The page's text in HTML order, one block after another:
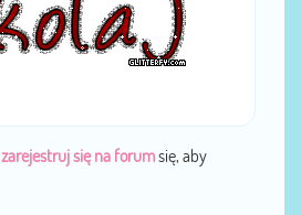
zarejestruj się na forumsię, aby